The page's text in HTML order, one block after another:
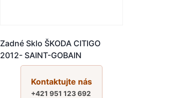
Zadné Sklo ŠKODA CITIGO
2012- SAINT-GOBAIN
Kontaktujte nás
+421 951 123 692